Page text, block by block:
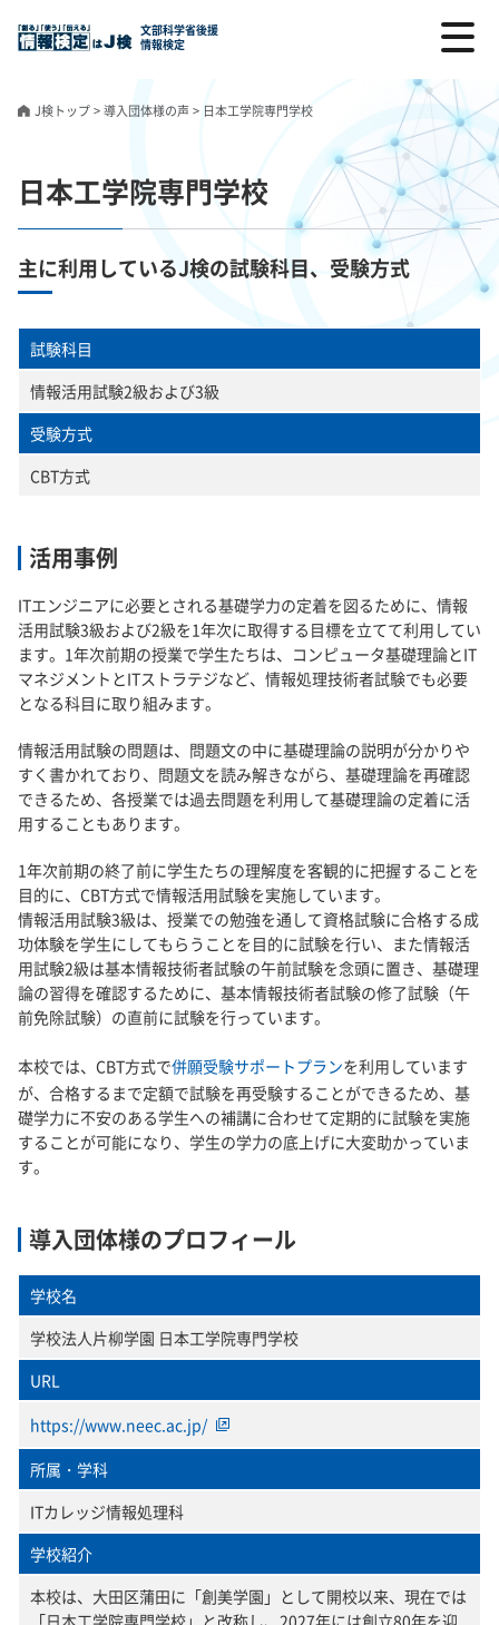
文部科学省後援
情報検定
J検トップ>導入団体様の声> 日本工学院専門学校
日本工学院専門学校
主に利用しているJ検の試験科目、受験方式
試験科目
情報活用試験2級および3級
受験方式
CBT方式
活用事例
ITエンジニアに必要とされる基礎学力の定着を図るために、情報
活用試験3級および2級を1年次に取得する目標を立てて利用してい
ます。1年次前期の授業で学生たちは、コンピュータ基礎理論とIT
マネジメントとITストラテジなど、情報処理技術者試験でも必要
となる科目に取り組みます。
情報活用試験の問題は、問題文の中に基礎理論の説明が分かりや
すく書かれており、問題文を読み解きながら、基礎理論を再確認
できるため、各授業では過去問題を利用して基礎理論の定着に活
用することもあります。
1年次前期の終了前に学生たちの理解度を客観的に把握することを
目的に、CBT方式で情報活用試験を実施しています。
情報活用試験3級は、授業での勉強を通して資格試験に合格する成
功体験を学生にしてもらうことを目的に試験を行い、また情報活
用試験2級は基本情報技術者試験の午前試験を念頭に置き、基礎理
論の習得を確認するために、基本情報技術者試験の修了試験（午
前免除試験）の直前に試験を行っています。
本校では、CBT方式で併願受験サポートプランを利用しています
が、合格するまで定額で試験を再受験することができるため、基
礎学力に不安のある学生への補講に合わせて定期的に試験を実施
することが可能になり、学生の学力の底上げに大変助かっていま
す。
導入団体様のプロフィール
学校名
学校法人片柳学園 日本工学院専門学校
URL
https://www.neec.ac.jp/
所属・学科
ITカレッジ情報処理科
学校紹介
本校は、大田区蒲田に「創美学園」として開校以来、現在では
「日本工学院専門学校」と改称し、2027年には創立80年を迎